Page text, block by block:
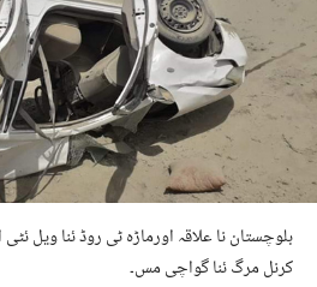
بلوچستان نا علاقہ اورماڑہ ٹی روڈ ئنا ویل
کرنل مرگ ئنا گواچی مس۔